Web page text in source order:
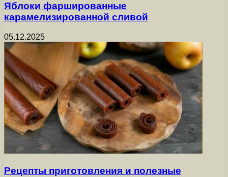
Яблоки фаршированные
карамелизированной сливой
05.12.2025
Рецепты приготовления и полезные